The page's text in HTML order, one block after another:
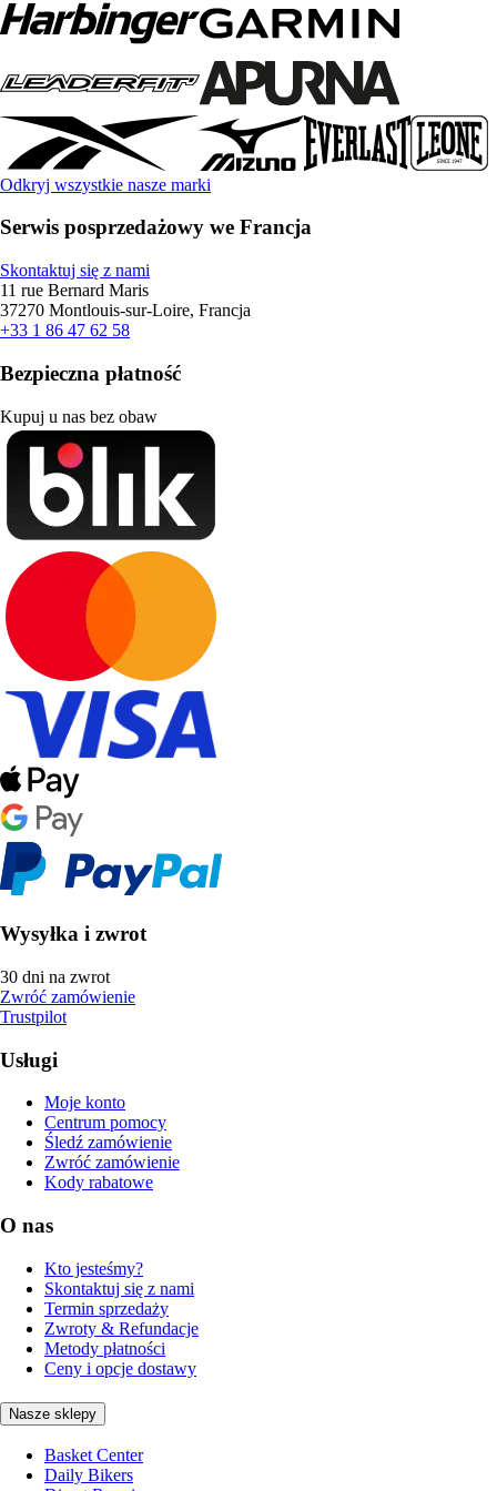
Odkryj wszystkie nasze marki
Serwis posprzedażowy we Francja
Skontaktuj się z nami
11 rue Bernard Maris
37270 Montlouis-sur-Loire, Francja
+33 1 86 47 62 58
Bezpieczna płatność
Kupuj u nas bez obaw
Wysyłka i zwrot
30 dni na zwrot
Zwróć zamówienie
Trustpilot
Usługi
Moje konto
Centrum pomocy
Śledź zamówienie
Zwróć zamówienie
Kody rabatowe
O nas
Kto jesteśmy?
Skontaktuj się z nami
Termin sprzedaży
Zwroty & Refundacje
Metody płatności
Ceny i opcje dostawy
Nasze sklepy
Basket Center
Daily Bikers